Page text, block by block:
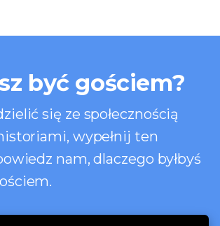
być gościem?
się ze społecznością
wypełnij ten
nam, dlaczego byłbyś